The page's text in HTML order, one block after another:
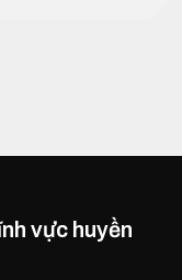
vực huyền